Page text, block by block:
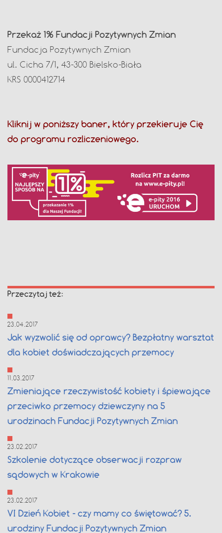
Przekaż 1% Fundacji Pozytywnych Zmian
Fundacja Pozytywnych Zmian
ul. Cicha 7/1, 43-300 Bielsko-Biała
KRS 0000412714
Kliknij w poniższy baner, który przekieruje Cię
do programu rozliczeniowego.
Przeczytaj też:
23.04.2017
Jak wyzwolić się od oprawcy? Bezpłatny warsztat
dla kobiet doświadczających przemocy
11.03.2017
Zmieniające rzeczywistość kobiety i śpiewające
przeciwko przemocy dziewczyny na 5
urodzinach Fundacji Pozytywnych Zmian
23.02.2017
Szkolenie dotyczące obserwacji rozpraw
sądowych w Krakowie
23.02.2017
VI Dzień Kobiet - czy mamy co świętować? 5.
urodziny Fundacji Pozytywnych Zmian